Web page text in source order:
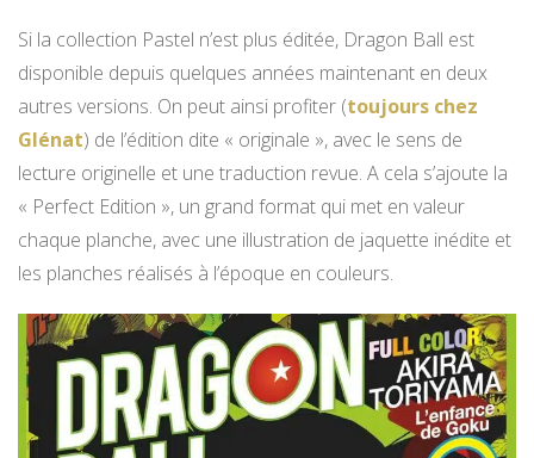
Si la collection Pastel n’est plus éditée, Dragon Ball est
disponible depuis quelques années maintenant en deux
autres versions. On peut ainsi profiter (toujours chez
Glénat) de l’édition dite « originale », avec le sens de
lecture originelle et une traduction revue. A cela s’ajoute la
« Perfect Edition », un grand format qui met en valeur
chaque planche, avec une illustration de jaquette inédite et
les planches réalisés à l’époque en couleurs.